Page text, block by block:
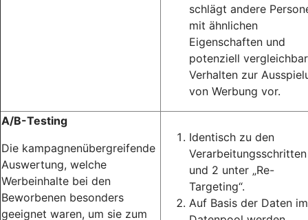
schlägt andere
mit ähnlichen
Eigenschaften und
potenziell
Verhalten zur
von Werbung vor.
A/B-Testing
Die kampagnenübergreifende
Auswertung, welche
Werbeinhalte bei den
Beworbenen besonders
geeignet waren, um sie zum
Identisch zu den
Verarbeitungsschritten
und 2 unter „Re-
Targeting“.
Auf Basis der Daten im